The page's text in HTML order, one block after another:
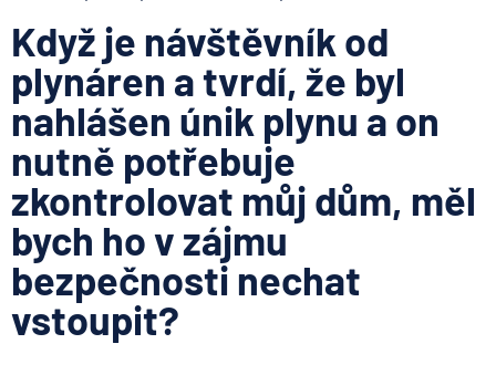
Když je návštěvník od
plynáren a tvrdí, že byl
nahlášen únik plynu a on
nutně potřebuje
zkontrolovat můj dům, měl
bych ho v zájmu
bezpečnosti nechat
vstoupit?